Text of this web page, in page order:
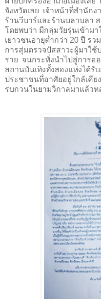
จังหวัดเลย เจ้าหน้าที่สำนัก
ร้านวีบาร์และร้านบลาบลา
โดยพบว่า มีกลุ่มวัยรุ่นเข้าม
เยาวชนอายุต่ำกว่า 20 ปี ร
การสุ่มตรวจปัสสาวะผู้มาใช้
ราย จนกระทั่งนำไปสู่การอ
สถานบันเทิงทั้งสองแห่งได้รั
ประชาชนที่อาศัยอยู่ใกล้เคีย
รบกวนในยามวิกาลมาแล้วห